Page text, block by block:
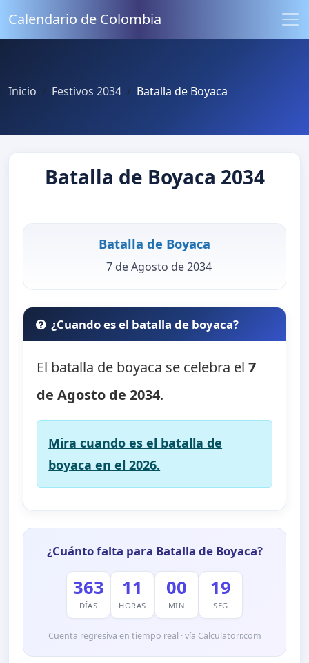
Calendario de Colombia
Inicio Festivos 2034 Batalla de Boyaca
Batalla de Boyaca 2034
Batalla de Boyaca
7 de Agosto de 2034
¿Cuando es el batalla de boyaca?
El batalla de boyaca se celebra el7
de Agosto de 2034.
Mira cuando es el batalla de
boyaca en el 2026.
¿Cuánto falta para Batalla de Boyaca?
363
DÍAS
11
HORAS
00
MIN
18
SEG
Cuenta regresiva en tiempo real · vía Calculatorr.com